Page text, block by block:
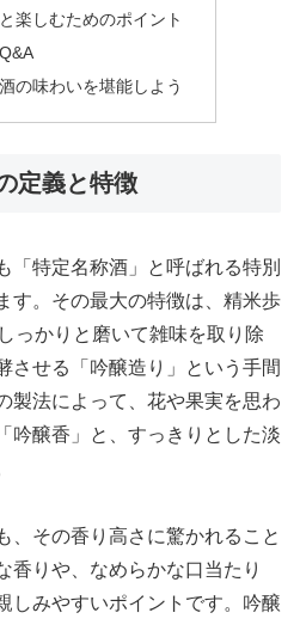
楽しむためのポイント
の味わいを堪能しよう
定義と特徴
「特定名称酒」と呼ばれる特別
す。その最大の特徴は、精米歩
っかりと磨いて雑味を取り除
させる「吟醸造り」という手間
製法によって、花や果実を思わ
吟醸香」と、すっきりとした淡
、その香り高さに驚かれること
香りや、なめらかな口当たり
しみやすいポイントです。吟醸